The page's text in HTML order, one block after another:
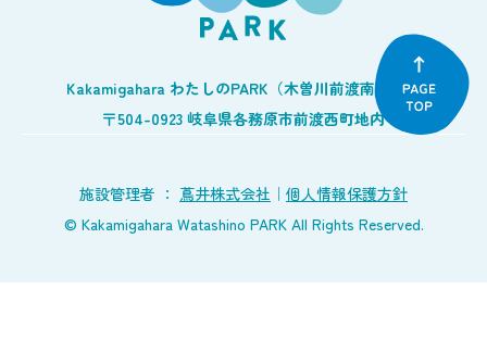
Kakamigahara わたしのPARK（木曽川前渡南公園）
〒504-0923 岐阜県各務原市前渡西町地内
施設管理者 ： 蔦井株式会社 ｜ 個人情報保護方針
© Kakamigahara Watashino PARK All Rights Reserved.